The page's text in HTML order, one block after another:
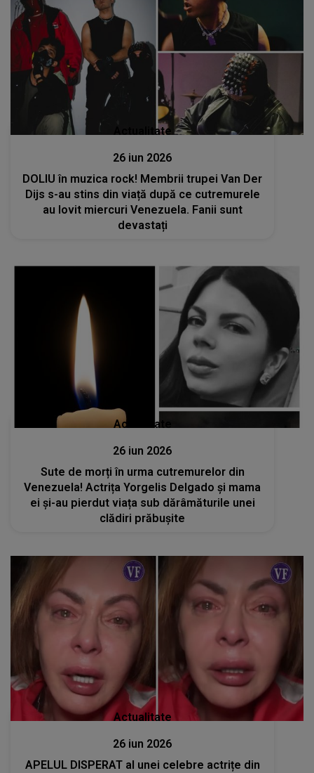
Actualitate
26 iun 2026
DOLIU în muzica rock! Membrii trupei Van Der
Dijs s-au stins din viață după ce cutremurele
au lovit miercuri Venezuela. Fanii sunt
devastați
Actualitate
26 iun 2026
Sute de morți în urma cutremurelor din
Venezuela! Actrița Yorgelis Delgado și mama
ei și-au pierdut viața sub dărâmăturile unei
clădiri prăbușite
Actualitate
26 iun 2026
APELUL DISPERAT al unei celebre actrițe din